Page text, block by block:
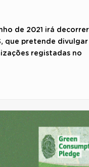
de 2021 irá
que pretende
registadas no